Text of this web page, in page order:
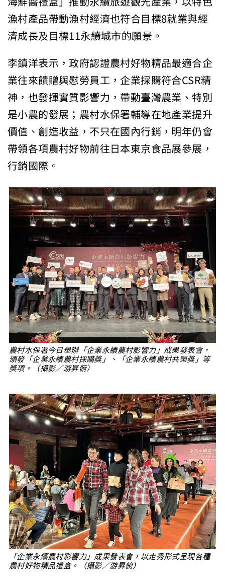
漁村產品帶動漁村經濟也符合目標8就業與經
濟成長及目標11永續城市的願景。
李鎮洋表示，政府認證農村好物精品最適合企
業往來饋贈與慰勞員工，企業採購符合CSR精
神，也發揮實質影響力，帶動臺灣農業、特別
是小農的發展；農村水保署輔導在地產業提升
價值、創造收益，不只在國內行銷，明年仍會
帶領各項農村好物前往日本東京食品展參展，
行銷國際。
農村水保署今日舉辦「企業永續農村影響力」成果發表會，
頒發「企業永續農村採購獎」、「企業永續農村共榮獎」等
獎項。（攝影／游昇俯）
「企業永續農村影響力」成果發表會，以走秀形式呈現各種
農村好物精品禮盒。（攝影／游昇俯）